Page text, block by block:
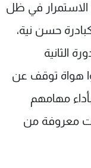
الاستمرار في ظل
حسن نية،
الثانية
هواة توقف عن
مهامهم
معروفة من